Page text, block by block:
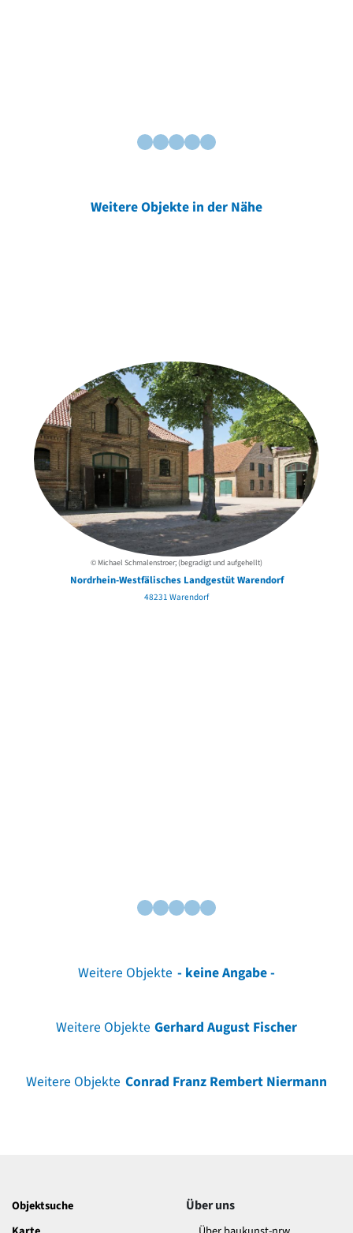
Weitere Objekte in der Nähe
© Michael Schmalenstroer; (begradigt und aufgehellt)
Nordrhein-Westfälisches Landgestüt Warendorf
48231 Warendorf
Weitere Objekte - keine Angabe -
Weitere Objekte Gerhard August Fischer
Weitere Objekte Conrad Franz Rembert Niermann
Objektsuche
Über uns